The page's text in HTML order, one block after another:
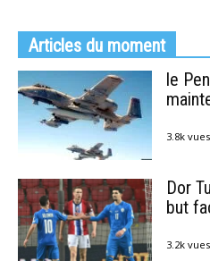
Articles du moment
le
3.8k vues
Dor
but
3.2k vues